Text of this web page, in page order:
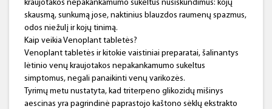
kraujotakos nepakankamumo sukeltus nusiskundimus: kojų
skausmą, sunkumą jose, naktinius blauzdos raumenų spazmus,
odos niežulį ir kojų tinimą.
Kaip veikia Venoplant tabletės?
Venoplant tabletės ir kitokie vaistiniai preparatai, šalinantys
lėtinio venų kraujotakos nepakankamumo sukeltus
simptomus, negali panaikinti venų varikozės.
Tyrimų metu nustatyta, kad triterpeno glikozidų mišinys
aescinas yra pagrindinė paprastojo kaštono sėklų ekstrakto